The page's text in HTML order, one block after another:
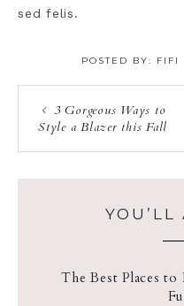
sed felis.
POSTED BY: FIFI
3 Gorgeous Ways to
Style a Blazer this Fall
YOU’LL
The Best Places to